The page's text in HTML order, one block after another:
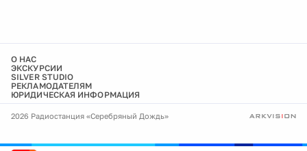
О НАС
ЭКСКУРСИИ
SILVER STUDIO
РЕКЛАМОДАТЕЛЯМ
ЮРИДИЧЕСКАЯ ИНФОРМАЦИЯ
2026 Радиостанция «Серебряный Дождь»